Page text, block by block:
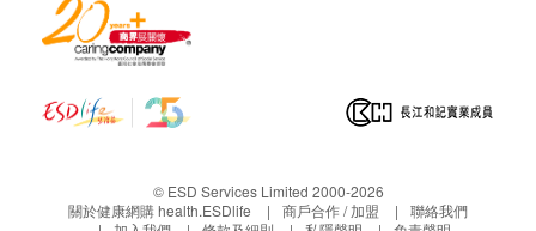
© ESD Services Limited 2000-2026
關於健康網購 health.ESDlife
商戶合作 / 加盟
聯絡我們